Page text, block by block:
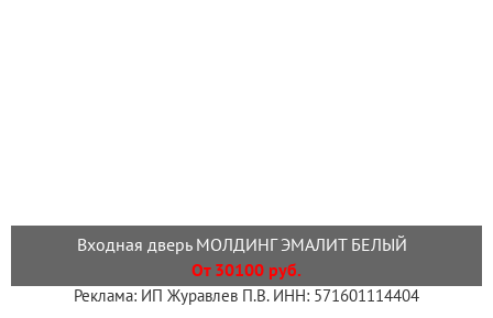
Входная дверь МОЛДИНГ ЭМАЛИТ БЕЛЫЙ
От 30100 руб.
Реклама: ИП Журавлев П.В. ИНН: 571601114404